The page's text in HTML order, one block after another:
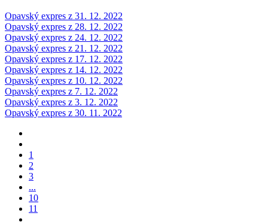
Opavský expres z 31. 12. 2022
Opavský expres z 28. 12. 2022
Opavský expres z 24. 12. 2022
Opavský expres z 21. 12. 2022
Opavský expres z 17. 12. 2022
Opavský expres z 14. 12. 2022
Opavský expres z 10. 12. 2022
Opavský expres z 7. 12. 2022
Opavský expres z 3. 12. 2022
Opavský expres z 30. 11. 2022
1
2
3
...
10
11